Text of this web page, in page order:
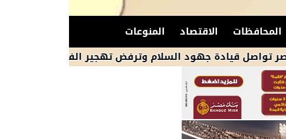
المحافظات الاقتصاد
المنوعات
قيادة جهود السلام وترفض تهجير الفلسطينيين